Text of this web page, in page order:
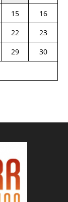
15
16
22
23
29
30